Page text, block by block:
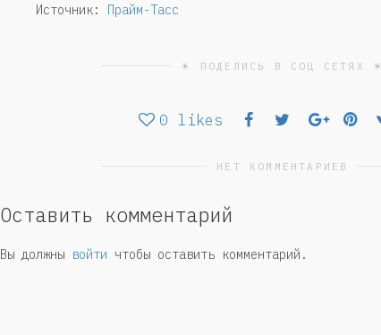
Источник: Прайм-Тасс
☀ ПОДЕЛИСЬ В СОЦ СЕТЯХ ☀
0 likes
НЕТ КОММЕНТАРИЕВ
Оставить комментарий
Вы должны войти чтобы оставить комментарий.